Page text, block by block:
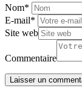
Nom*
E-mail*
Site web
Commentaire